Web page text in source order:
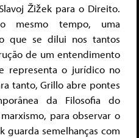
Žižek para o Direito.
mesmo tempo, uma
que se dilui nos tantos
de um entendimento
representa o jurídico no
tanto, Grillo abre pontes
da Filosofia do
para observar o
semelhanças com